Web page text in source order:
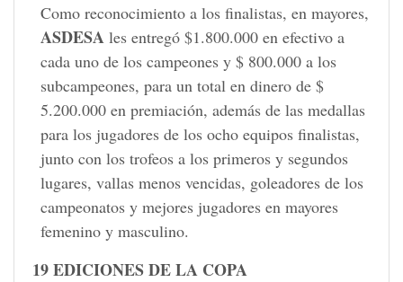
Como reconocimiento a los finalistas, en mayores,
ASDESA les entregó $1.800.000 en efectivo a
cada uno de los campeones y $ 800.000 a los
subcampeones, para un total en dinero de $
5.200.000 en premiación, además de las medallas
para los jugadores de los ocho equipos finalistas,
junto con los trofeos a los primeros y segundos
lugares, vallas menos vencidas, goleadores de los
campeonatos y mejores jugadores en mayores
femenino y masculino.
19 EDICIONES DE LA COPA